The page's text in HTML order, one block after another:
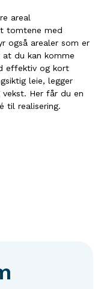
areal
tomtene med
også arealer som er
du kan komme
effektiv og kort
leie, legger
Her får du en
til realisering.